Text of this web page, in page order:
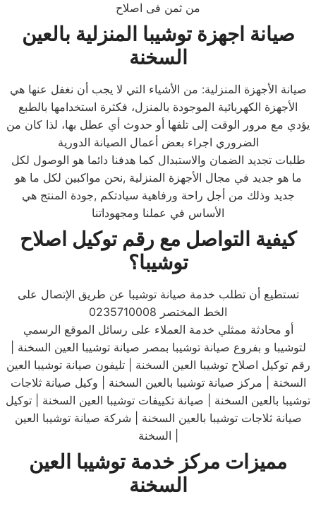
من ثمن فى اصلاح
صيانة اجهزة توشيبا المنزلية بالعين
السخنة
صيانة الأجهزة المنزلية: من الأشياء التي لا يجب أن نغفل عنها هي
الأجهزة الكهربائية الموجودة بالمنزل، فكثرة استخدامها بالطبع
يؤدي مع مرور الوقت إلى تلفها أو حدوث أي عطل بها، لذا كان من
الضروري اجراء بعض أعمال الصيانة الدورية
طلبات تجديد الضمان والاستبدال كما هدفنا دائما هو الوصول لكل
ما هو جديد في مجال الأجهزة المنزلية ,نحن مواكبين لكل ما هو
جديد وذلك من أجل راحة ورفاهية سيادتكم ,جودة المنتج هي
الأساس في عملنا ومجهوداتنا
كيفية التواصل مع رقم توكيل اصلاح
توشيبا؟
تستطيع أن تطلب خدمة صيانة توشيبا عن طريق الإتصال على
الخط المختصر 0235710008
أو محادثة ممثلي خدمة العملاء على رسائل الموقع الرسمي
لتوشيبا و بفروع صيانة توشيبا بمصر صيانة توشيبا العين السخنة |
رقم توكيل اصلاح توشيبا العين السخنة | تليفون صيانة توشيبا العين
السخنة | مركز صيانة توشيبا بالعين السخنة | وكيل صيانة ثلاجات
توشيبا بالعين السخنة | صيانة تكييفات توشيبا العين السخنة | توكيل
صيانة ثلاجات توشيبا بالعين السخنة | شركة صيانة توشيبا العين
مميزات مركز خدمة توشيبا العين
السخنة